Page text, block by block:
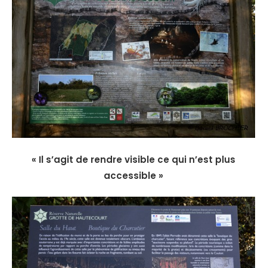
« Il s’agit de rendre visible ce qui n’est plus
accessible »